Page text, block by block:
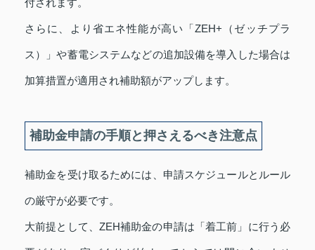
付されます。
さらに、より省エネ性能が高い「ZEH+（ゼッチプラ
ス）」や蓄電システムなどの追加設備を導入した場合は
加算措置が適用され補助額がアップします。
補助金申請の手順と押さえるべき注意点
補助金を受け取るためには、申請スケジュールとルール
の厳守が必要です。
大前提として、ZEH補助金の申請は「着工前」に行う必